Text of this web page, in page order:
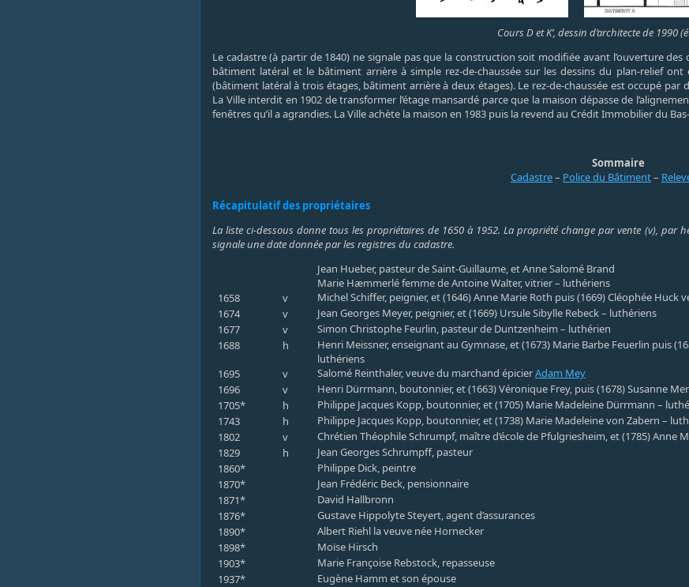
Cours D et K’, dessin d’architecte de 1990
Le cadastre (à partir de 1840) ne signale pas que la construction soit modifiée avant l’ouverture
bâtiment latéral et le bâtiment arrière à simple rez-de-chaussée sur les dessins du plan-relief
(bâtiment latéral à trois étages, bâtiment arrière à deux étages). Le rez-de-chaussée est occupé
La Ville interdit en 1902 de transformer l’étage mansardé parce que la maison dépasse de
fenêtres qu’il a agrandies. La Ville achète la maison en 1983 puis la revend au Crédit Immobilier du
Sommaire
Cadastre– Police du Bâtiment–
Récapitulatif des propriétaires
La liste ci-dessous donne tous les propriétaires de 1650 à 1952. La propriété change par vente (v), par
signale une date donnée par les registres du cadastre.
Jean Hueber, pasteur de Saint-Guillaume, et Anne Salomé Brand
Marie Hæmmerlé femme de Antoine Walter, vitrier – luthériens
1658
v
Michel Schiffer, peignier, et (1646) Anne Marie Roth puis (1669) Cléophée Huck
1674
v
Jean Georges Meyer, peignier, et (1669) Ursule Sibylle Rebeck – luthériens
1677
v
Simon Christophe Feurlin, pasteur de Duntzenheim – luthérien
1688
h
Henri Meissner, enseignant au Gymnase, et (1673) Marie Barbe Feuerlin puis
luthériens
1695
v Salomé Reinthaler, veuve du marchand épicierAdam Mey
1696
v
Henri Dürrmann, boutonnier, et (1663) Véronique Frey, puis (1678) Susanne
1705*
h
Philippe Jacques Kopp, boutonnier, et (1705) Marie Madeleine Dürrmann –
1743
h
Philippe Jacques Kopp, boutonnier, et (1738) Marie Madeleine von Zabern –
1802
v
Chrétien Théophile Schrumpf, maître d’école de Pfulgriesheim, et (1785) Anne
1829
h
Jean Georges Schrumpff, pasteur
1860*
Philippe Dick, peintre
1870*
Jean Frédéric Beck, pensionnaire
1871*
David Hallbronn
1876*
Gustave Hippolyte Steyert, agent d’assurances
1890*
Albert Riehl la veuve née Hornecker
1898*
Moïse Hirsch
1903*
Marie Françoise Rebstock, repasseuse
1937*
Eugène Hamm et son épouse